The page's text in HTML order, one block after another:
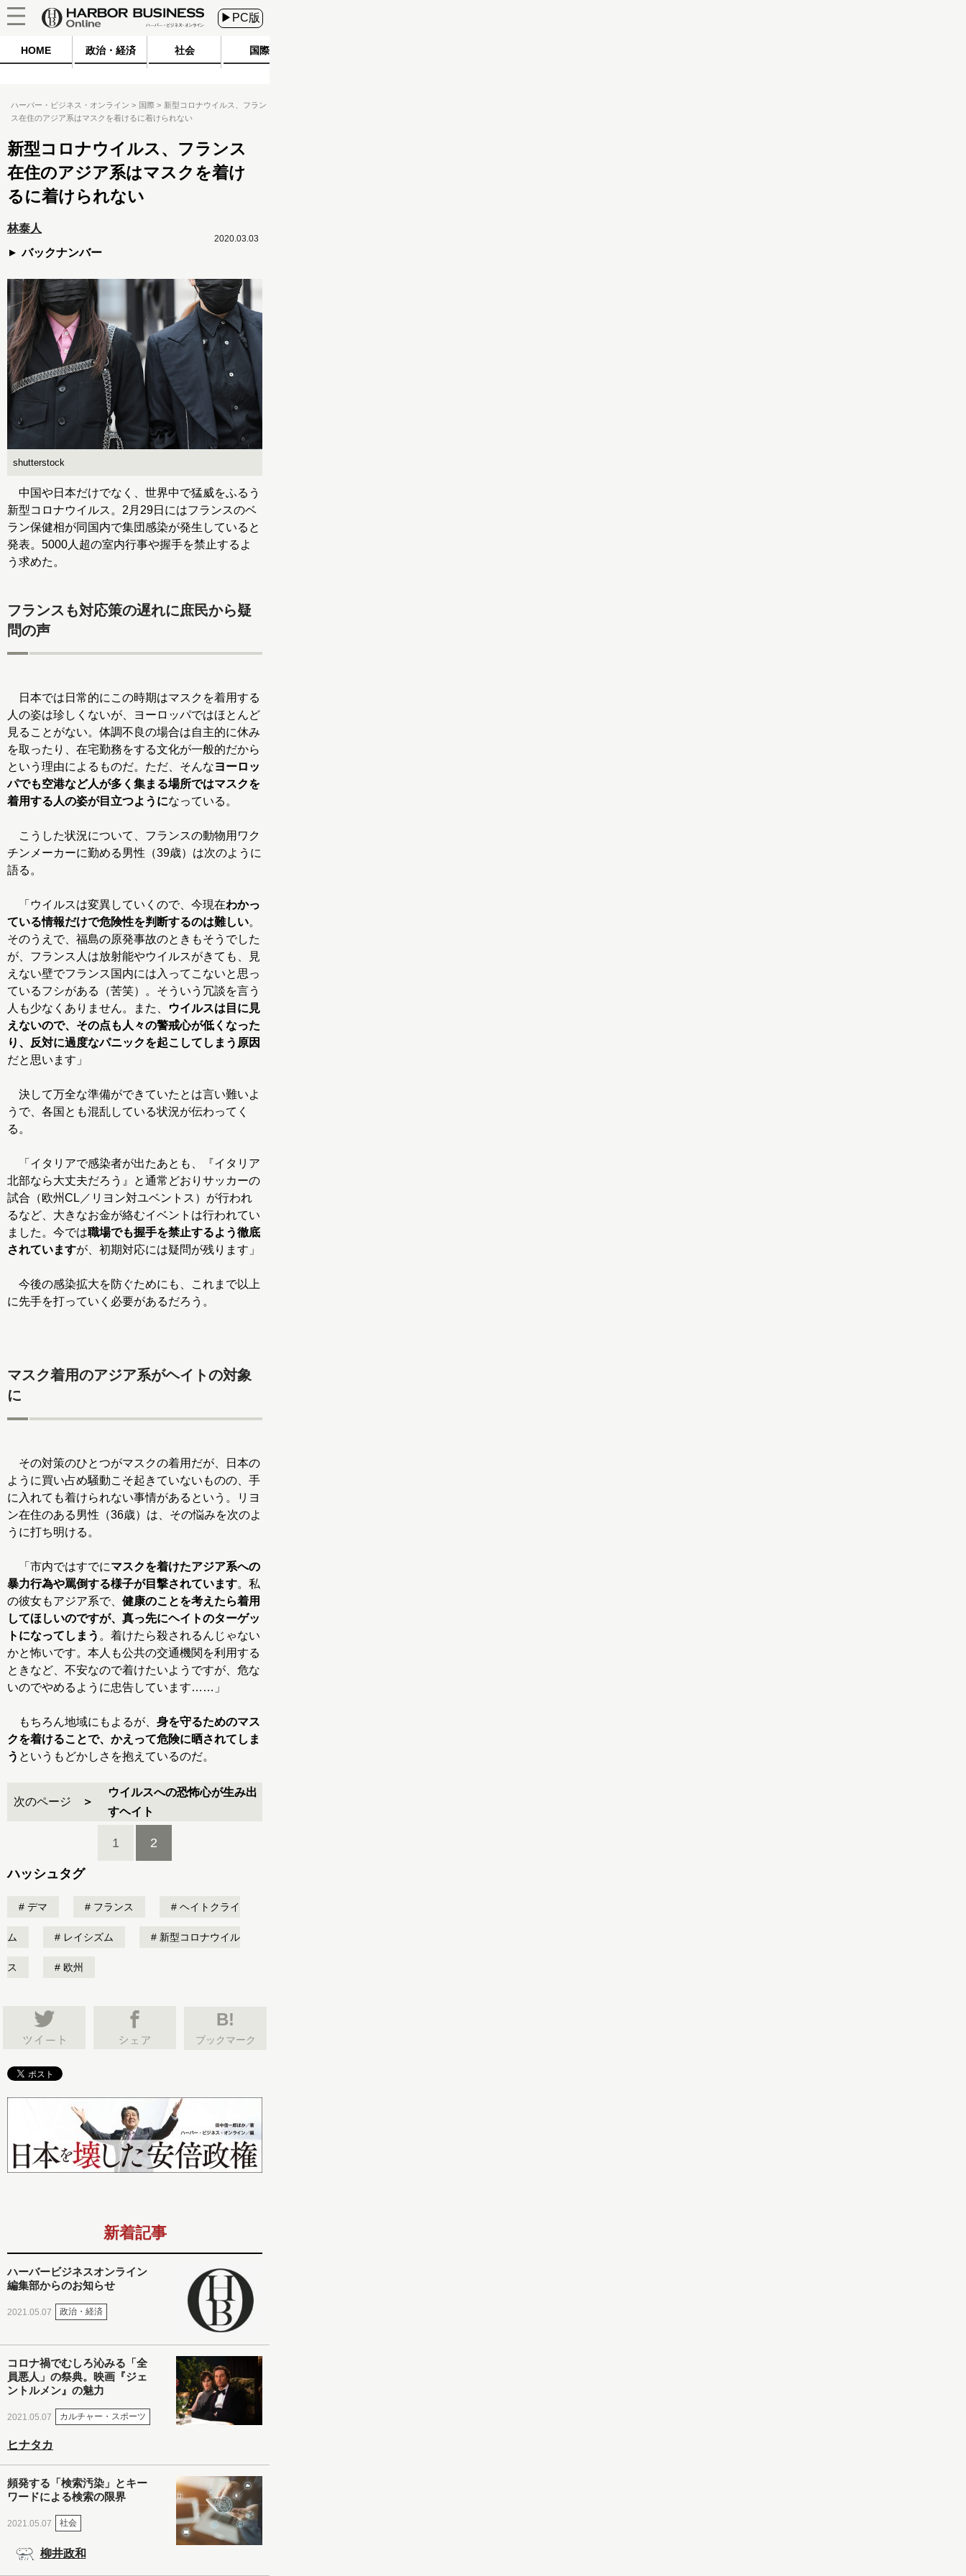
▶PC版
HOME 政治・経済 社会 国際
ハーバー・ビジネス・オンライン 国際
新型コロナウイルス、フラン
ス在住のアジア系はマスクを着けるに着けられない
新型コロナウイルス、フランス
在住のアジア系はマスクを着け
るに着けられない
林泰人
バックナンバー
2020.03.03
shutterstock
中国や日本だけでなく、世界中で猛威をふるう
新型コロナウイルス。2月29日にはフランスのベ
ラン保健相が同国内で集団感染が発生していると
発表。5000人超の室内行事や握手を禁止するよ
う求めた。
フランスも対応策の遅れに庶民から疑
問の声
日本では日常的にこの時期はマスクを着用する
人の姿は珍しくないが、ヨーロッパではほとんど
見ることがない。体調不良の場合は自主的に休み
を取ったり、在宅勤務をする文化が一般的だから
という理由によるものだ。ただ、そんなヨーロッ
パでも空港など人が多く集まる場所ではマスクを
着用する人の姿が目立つようになっている。
こうした状況について、フランスの動物用ワク
チンメーカーに勤める男性（39歳）は次のように
語る。
「ウイルスは変異していくので、今現在わかっ
ている情報だけで危険性を判断するのは難しい。
そのうえで、福島の原発事故のときもそうでした
が、フランス人は放射能やウイルスがきても、見
えない壁でフランス国内には入ってこないと思っ
ているフシがある（苦笑）。そういう冗談を言う
人も少なくありません。また、
ウイルスは目に見
えないので、その点も人々の警戒心が低くなった
り、反対に過度なパニックを起こしてしまう原因
だと思います」
決して万全な準備ができていたとは言い難いよ
うで、各国とも混乱している状況が伝わってく
る。
「イタリアで感染者が出たあとも、『イタリア
北部なら大丈夫だろう』と通常どおりサッカーの
試合（欧州CL／リヨン対ユベントス）が行われ
るなど、大きなお金が絡むイベントは行われてい
ました。今では職場でも握手を禁止するよう徹底
されていますが、初期対応には疑問が残ります」
今後の感染拡大を防ぐためにも、これまで以上
に先手を打っていく必要があるだろう。
マスク着用のアジア系がヘイトの対象
に
その対策のひとつがマスクの着用だが、日本の
ように買い占め騒動こそ起きていないものの、手
に入れても着けられない事情があるという。リヨ
ン在住のある男性（36歳）は、その悩みを次のよ
うに打ち明ける。
「市内ではすでにマスクを着けたアジア系への
暴力行為や罵倒する様子が目撃されています。私
の彼女もアジア系で、 健康のことを考えたら着用
してほしいのですが、真っ先にヘイトのターゲッ
トになってしまう 。着けたら殺されるんじゃない
かと怖いです。本人も公共の交通機関を利用する
ときなど、不安なので着けたいようですが、危な
いのでやめるように忠告しています……」
もちろん地域にもよるが、 身を守るためのマス
クを着けることで、かえって危険に晒されてしま
う というもどかしさを抱えているのだ。
次のページ
ウイルスへの恐怖心が生み出
すヘイト
1 2
ハッシュタグ
デマ フランス ヘイトクライ
ム レイシズム 新型コロナウイル
ス 欧州
B!
ブックマーク
新着記事
ハーバービジネスオンライン
編集部からのお知らせ
2021.05.07 政治・経済
コロナ禍でむしろ沁みる「全
員悪人」の祭典。映画『ジェ
ントルメン』の魅力
2021.05.07 カルチャー・スポーツ
ヒナタカ
頻発する「検索汚染」とキー
ワードによる検索の限界
2021.05.07 社会
柳井政和